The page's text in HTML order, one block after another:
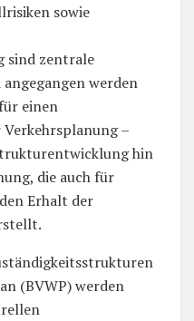
sowie
sind zentrale
werden
einen
–
hin
die auch für
Erhalt der
(BVWP) werden